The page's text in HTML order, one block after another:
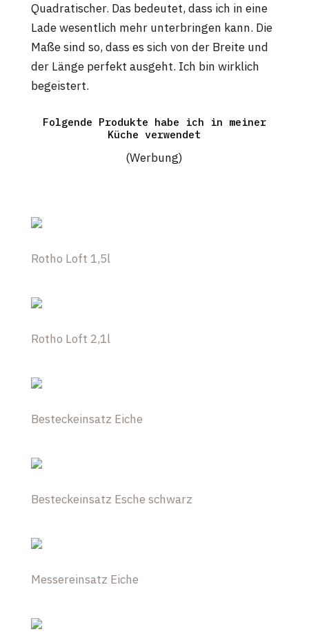
Quadratischer. Das bedeutet, dass ich in eine
Lade wesentlich mehr unterbringen kann. Die
Maße sind so, dass es sich von der Breite und
der Länge perfekt ausgeht. Ich bin wirklich
begeistert.
Folgende Produkte habe ich in meiner
Küche verwendet
(Werbung)
Rotho Loft 1,5l
Rotho Loft 2,1l
Besteckeinsatz Eiche
Besteckeinsatz Esche schwarz
Messereinsatz Eiche